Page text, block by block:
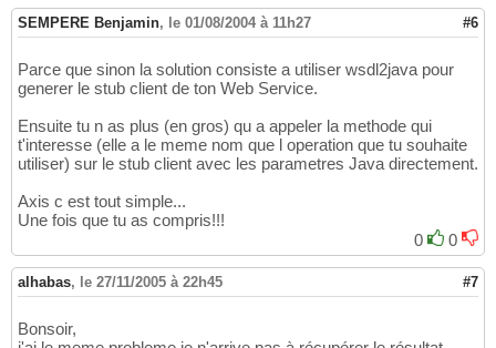
SEMPERE Benjamin, le 01/08/2004 à 11h27 #6
Parce que sinon la solution consiste a utiliser wsdl2java pour
generer le stub client de ton Web Service.
Ensuite tu n as plus (en gros) qu a appeler la methode qui
t'interesse (elle a le meme nom que l operation que tu souhaite
utiliser) sur le stub client avec les parametres Java directement.
Axis c est tout simple...
Une fois que tu as compris!!!
0
0
alhabas, le 27/11/2005 à 22h45 #7
Bonsoir,